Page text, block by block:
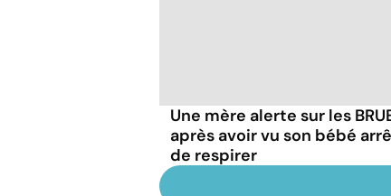
Une mère alerte sur les
après avoir vu son bébé
de respirer